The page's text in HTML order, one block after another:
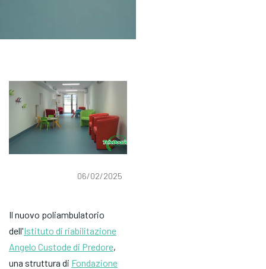
06/02/2025
Il nuovo poliambulatorio
dell'Istituto di riabilitazione
Angelo Custode di Predore,
una struttura di Fondazione